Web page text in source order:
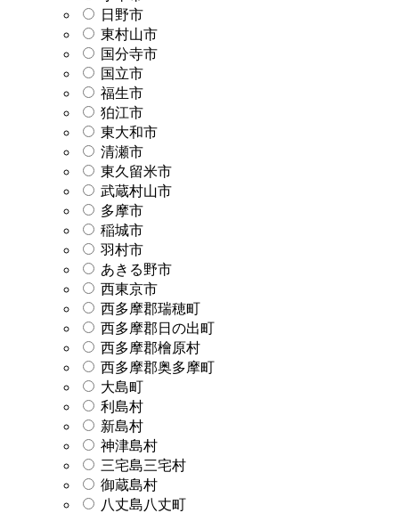
日野市
東村山市
国分寺市
国立市
福生市
狛江市
東大和市
清瀬市
東久留米市
武蔵村山市
多摩市
稲城市
羽村市
あきる野市
西東京市
西多摩郡瑞穂町
西多摩郡日の出町
西多摩郡檜原村
西多摩郡奥多摩町
大島町
利島村
新島村
神津島村
三宅島三宅村
御蔵島村
八丈島八丈町